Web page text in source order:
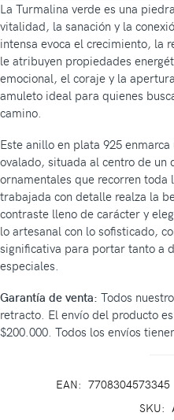
La Turmalina verde es una
vitalidad, la sanación y la
intensa evoca el crecimiento, la
le atribuyen propiedades
emocional, el coraje y la
amuleto ideal para quienes
camino.
Este anillo en plata 925
ovalado, situada al centro de un
ornamentales que recorren
trabajada con detalle realza la
contraste lleno de carácter y
lo artesanal con lo sofisticado,
significativa para portar tanto a
especiales.
Garantía de venta: Todos
retracto. El envío del producto
$200.000. Todos los envíos
EAN: 7708304573345
SKU: